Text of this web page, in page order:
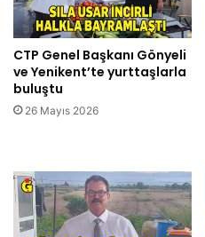
CTP Genel Başkanı Gönyeli
ve Yenikent’te yurttaşlarla
buluştu
26 Mayıs 2026